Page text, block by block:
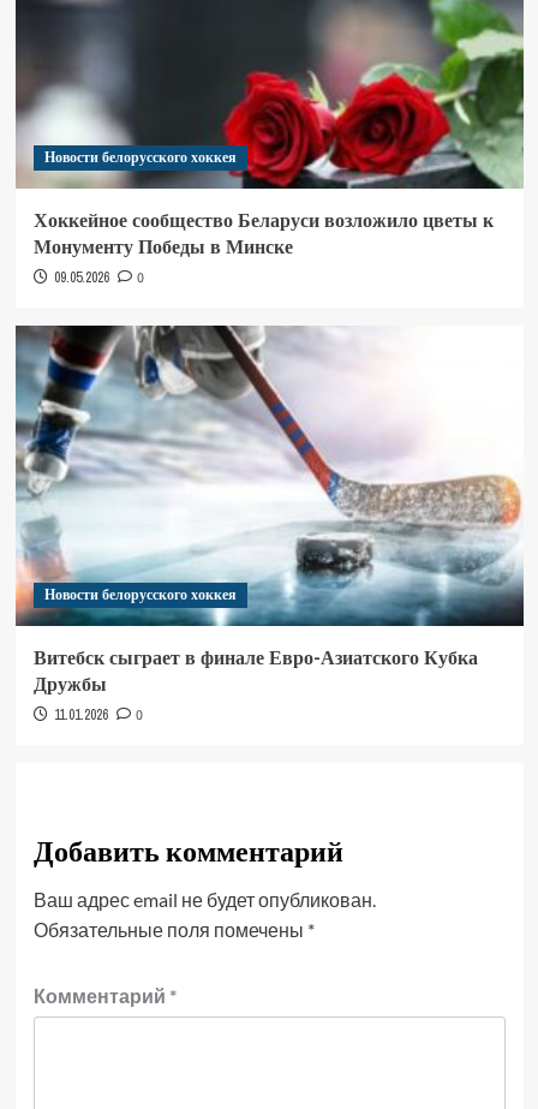
Новости белорусского хоккея
Хоккейное сообщество Беларуси возложило цветы к
Монументу Победы в Минске
09.05.2026 0
Новости белорусского хоккея
Витебск сыграет в финале Евро-Азиатского Кубка
Дружбы
11.01.2026 0
Добавить комментарий
Ваш адрес email не будет опубликован.
Обязательные поля помечены *
Комментарий *